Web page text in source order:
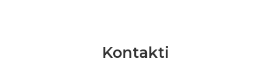
Kontakti